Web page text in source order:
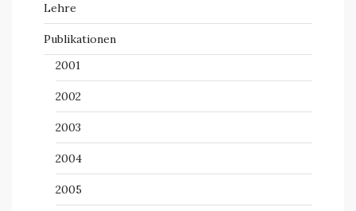
Lehre
Publikationen
2001
2002
2003
2004
2005